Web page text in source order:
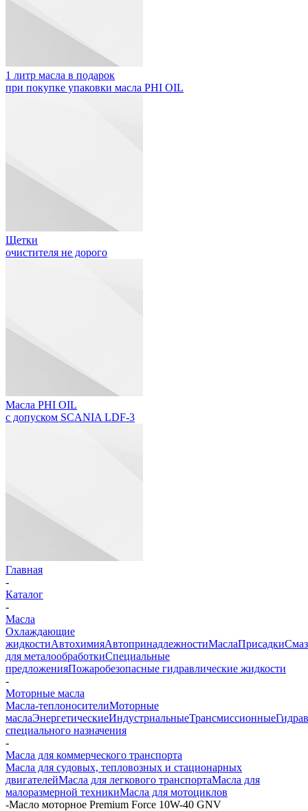
1 литр масла в подарок
при покупке упаковки масла PHI OIL
Щетки
очистителя не дорого
Масла PHI OIL
с допуском SCANIA LDF-3
Главная
-
Каталог
-
Масла
Охлаждающие
жидкостиАвтохимияАвтопринадлежностиМаслаПрисадки
для металообработкиСпециальные
предложенияПожаробезопасные гидравлические жидкости
-
Моторные масла
Масла-теплоносителиМоторные
маслаЭнергетическиеИндустриальныеТрансмиссионные
специального назначения
-
Масла для коммерческого транспорта
Масла для судовых, тепловозных и стационарных
двигателейМасла для легкового транспортаМасла для
малоразмерной техникиМасла для мотоциклов
-Масло моторное Premium Force 10W-40 GNV